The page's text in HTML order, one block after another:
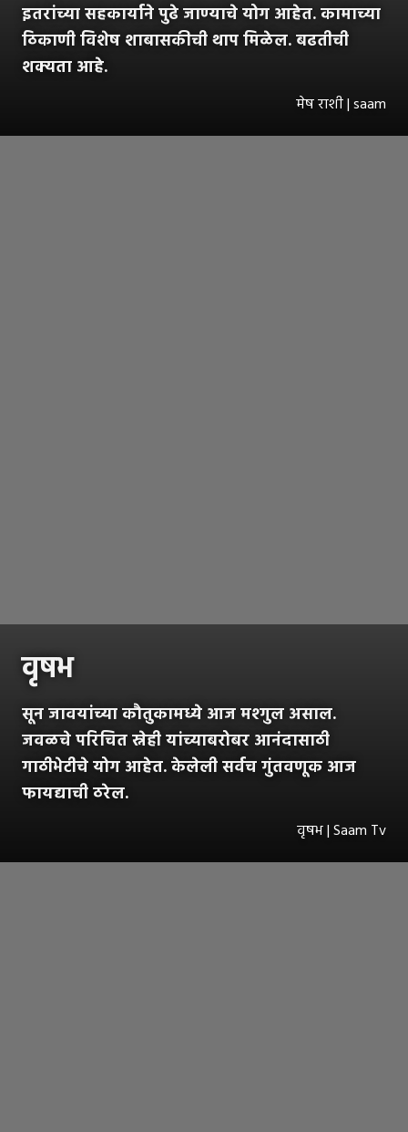
इतरांच्या सहकार्याने पुढे जाण्याचे योग आहेत. कामाच्या
ठिकाणी विशेष शाबासकीची थाप मिळेल. बढतीची
शक्यता आहे.
मेष राशी | saam
वृषभ
सून जावयांच्या कौतुकामध्ये आज मश्गुल असाल.
जवळचे परिचित स्नेही यांच्याबरोबर आनंदासाठी
गाठीभेटीचे योग आहेत. केलेली सर्वच गुंतवणूक आज
फायद्याची ठरेल.
वृषभ | Saam Tv